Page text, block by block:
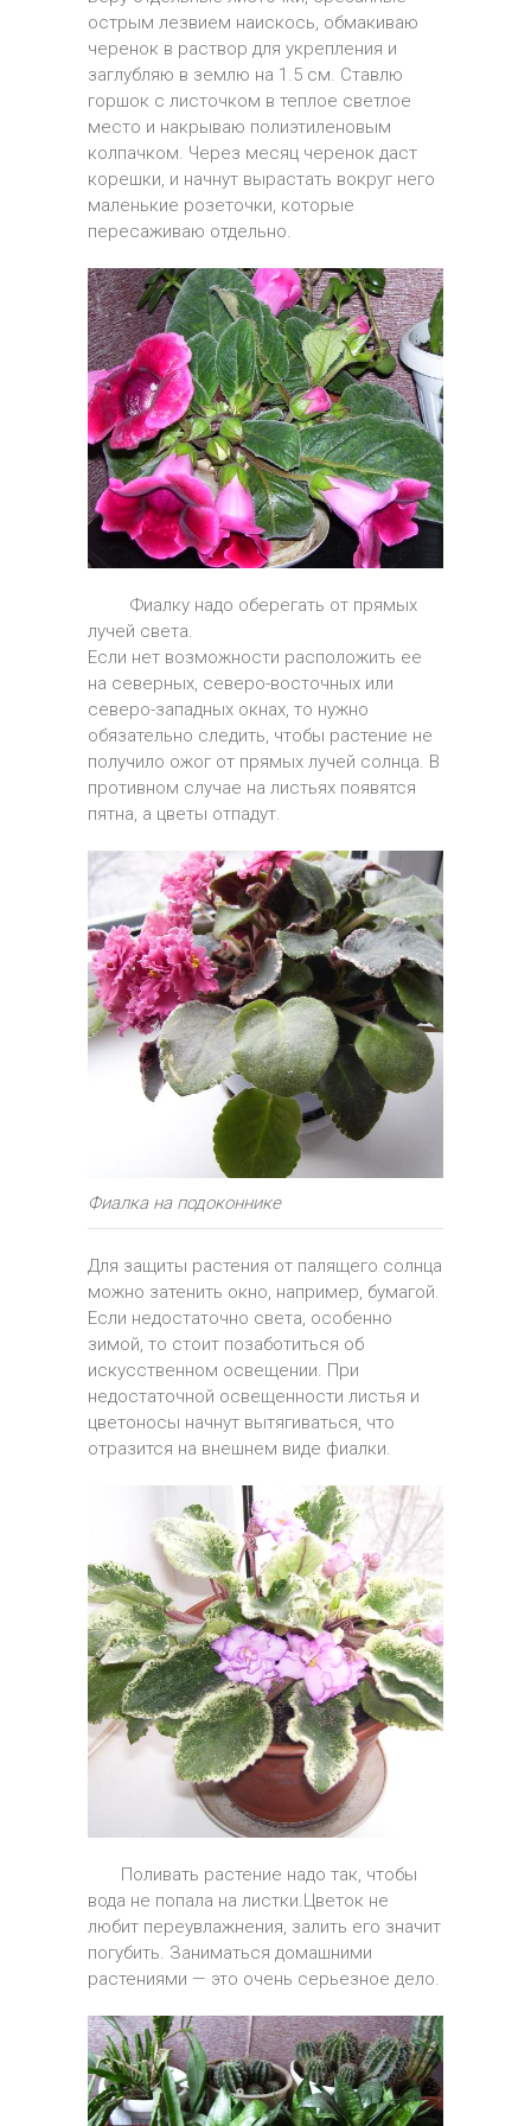
острым лезвием наискось, обмакиваю
черенок в раствор для укрепления и
заглубляю в землю на 1.5 см. Ставлю
горшок с листочком в теплое светлое
место и накрываю полиэтиленовым
колпачком. Через месяц черенок даст
корешки, и начнут вырастать вокруг него
маленькие розеточки, которые
пересаживаю отдельно.
Фиалку надо оберегать от прямых
лучей света.
Если нет возможности расположить ее
на северных, северо-восточных или
северо-западных окнах, то нужно
обязательно следить, чтобы растение не
получило ожог от прямых лучей солнца. В
противном случае на листьях появятся
пятна, а цветы отпадут.
Фиалка на подоконнике
Для защиты растения от палящего солнца
можно затенить окно, например, бумагой.
Если недостаточно света, особенно
зимой, то стоит позаботиться об
искусственном освещении. При
недостаточной освещенности листья и
цветоносы начнут вытягиваться, что
отразится на внешнем виде фиалки.
Поливать растение надо так, чтобы
вода не попала на листки.Цветок не
любит переувлажнения, залить его значит
погубить. Заниматься домашними
растениями — это очень серьезное дело.